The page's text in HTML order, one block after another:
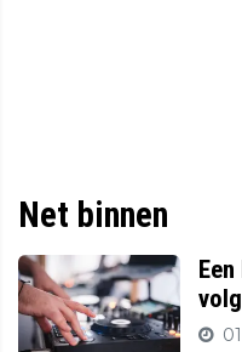
Net binnen